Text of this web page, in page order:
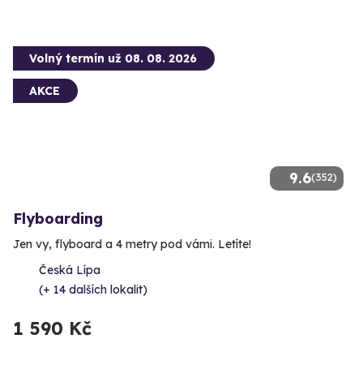
9.6(352)
Volný termín už 08. 08. 2026
AKCE
Flyboarding
Jen vy, flyboard a 4 metry pod vámi. Letíte!
Česká Lípa
(+ 14 dalších lokalit)
1 590 Kč